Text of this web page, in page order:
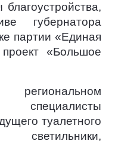
губернатора
партии «Единая
«Большое
специалисты
туалетного